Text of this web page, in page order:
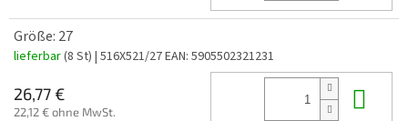
Größe: 27
lieferbar(8 St) | 516X521/27EAN: 5905502321231
26,77 €
22,12 € ohne MwSt.